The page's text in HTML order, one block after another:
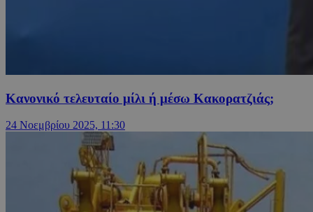
Κανονικό τελευταίο μίλι ή μέσω Κακορατζιάς;
24 Νοεμβρίου 2025, 11:30